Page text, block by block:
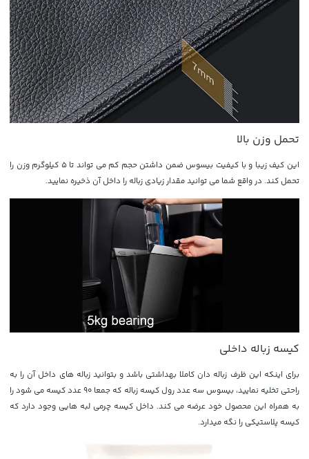
تحمل وزن بالا
این کیف زیبا و با کیفیت بیسوس ضمن داشتن حجم کم می تواند تا 5 کیلوگرم وزن را
تحمل کند. در واقع شما می توانید مقدار زیادی زباله را داخل آن ذخیره نمایید.
کیسه زباله داخلی
برای اینکه این ظرف زباله دان کاملا بهداشتی باشد و بتوانید زباله های داخل آن را به
راحتی تخلیه نمایید، بیسوس سه عدد رول کیسه زباله که جمعا 90 عدد کیسه می شود را
به همراه این محصول خود عرضه می کند. داخل کیسه چرمی لبه هایی وجود دارد که
کیسه پلاستیکی را نگه میدارد.